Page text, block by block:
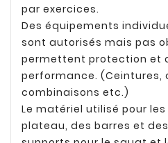
par exercices.
Des équipements
sont autorisés mais pas
permettent protection et
performance. (Ceintures,
combinaisons etc.)
Le matériel utilisé pour
plateau, des barres et